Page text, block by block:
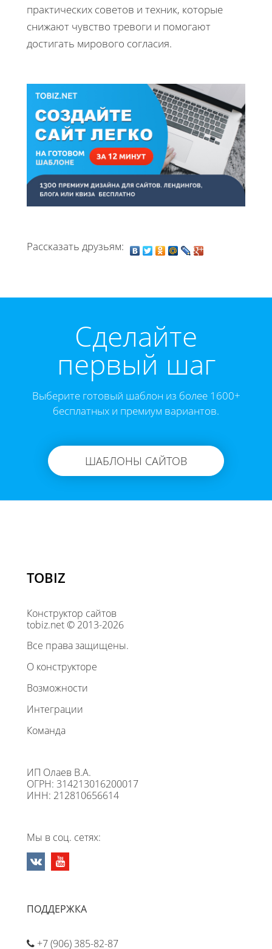
практических советов и техник, которые
снижают чувство тревоги и помогают
достигать мирового согласия.
Рассказать друзьям:
Cделайте
первый шаг
Выберите готовый шаблон из более 1600+
бесплатных и премиум вариантов.
ШАБЛОНЫ САЙТОВ
TOBIZ
Конструктор сайтов
tobiz.net © 2013-2026
Все права защищены.
О конструкторе
Возможности
Интеграции
Команда
ИП Олаев В.А.
ОГРН: 314213016200017
ИНН: 212810656614
Мы в соц. сетях:
ПОДДЕРЖКА
+7 (906) 385-82-87